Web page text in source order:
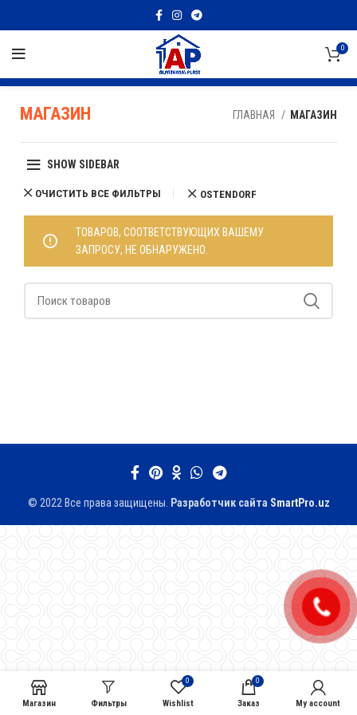
0
МАГАЗИН ГЛАВНАЯ МАГАЗИН
SHOW SIDEBAR
ОЧИСТИТЬ ВСЕ ФИЛЬТРЫ OSTENDORF
ТОВАРОВ, СООТВЕТСТВУЮЩИХ ВАШЕМУ
ЗАПРОСУ, НЕ ОБНАРУЖЕНО.
© 2022 Все права защищены. Разработчик сайтa SmartPro.uz
Магазин Фильтры
0
Wishlist
0
Заказ My account